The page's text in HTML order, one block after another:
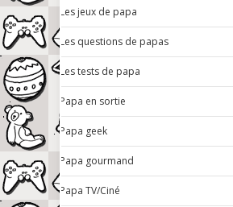
Les jeux de papa
Les questions de papas
Les tests de papa
Papa en sortie
Papa geek
Papa gourmand
Papa TV/Ciné